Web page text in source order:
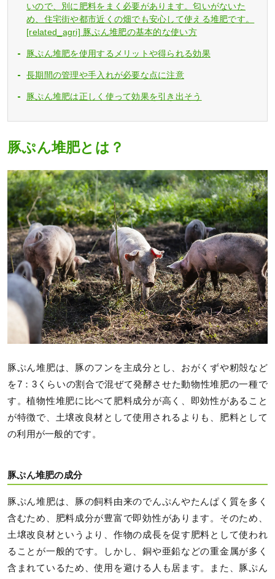
いので、別に肥料をまく必要があります。匂いがないた
め、住宅街や都市近くの畑でも安心して使える堆肥です。
[related_agri] 豚ぷん堆肥の基本的な使い方
豚ぷん堆肥を使用するメリットや得られる効果
長期間の管理や手入れが必要な点に注意
豚ぷん堆肥は正しく使って効果を引き出そう
豚ぷん堆肥とは？
豚ぷん堆肥は、豚のフンを主成分とし、おがくずや籾殻など
を7：3くらいの割合で混ぜて発酵させた動物性堆肥の一種で
す。植物性堆肥に比べて肥料成分が高く、即効性があること
が特徴で、土壌改良材として使用されるよりも、肥料として
の利用が一般的です。
豚ぷん堆肥の成分
豚ぷん堆肥は、豚の飼料由来のでんぷんやたんぱく質を多く
含むため、肥料成分が豊富で即効性があります。そのため、
土壌改良材というより、作物の成長を促す肥料として使われ
ることが一般的です。しかし、銅や亜鉛などの重金属が多く
含まれているため、使用を避ける人も居ます。また、豚ぷん